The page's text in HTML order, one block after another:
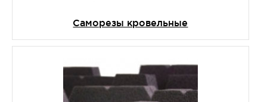
Cаморезы кровельные